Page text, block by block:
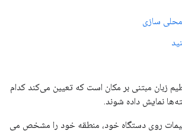
سازی
زبان مبتنی بر مکان است که تعیین می‌کند کدام
نمایش داده شوند.
روی دستگاه خود، منطقه خود را مشخص می